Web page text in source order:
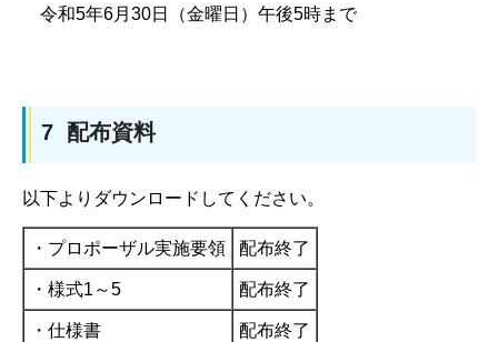
令和5年6月30日（金曜日）午後5時まで
7 配布資料
以下よりダウンロードしてください。
・プロポーザル実施要領 配布終了
・様式1～5 配布終了
・仕様書 配布終了